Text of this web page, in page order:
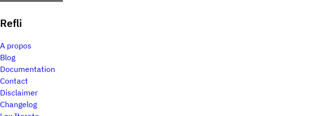
Refli
A propos
Blog
Documentation
Contact
Disclaimer
Changelog